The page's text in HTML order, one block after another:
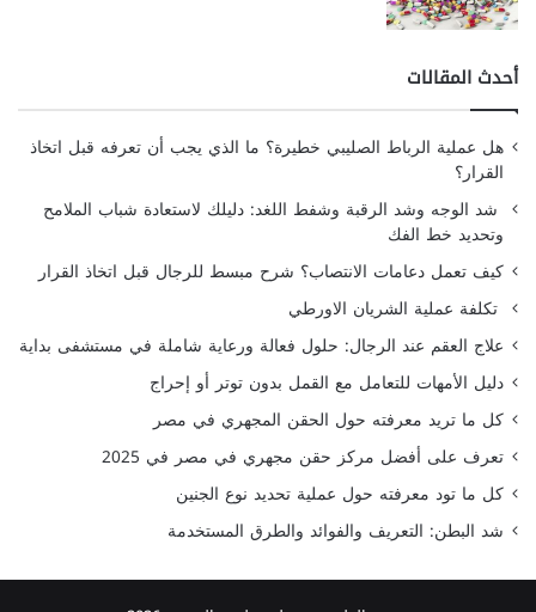
أحدث المقالات
هل عملية الرباط الصليبي خطيرة؟ ما الذي يجب أن تعرفه قبل اتخاذ
القرار؟
شد الوجه وشد الرقبة وشفط اللغد: دليلك لاستعادة شباب الملامح
وتحديد خط الفك
كيف تعمل دعامات الانتصاب؟ شرح مبسط للرجال قبل اتخاذ القرار
تكلفة عملية الشريان الاورطي
علاج العقم عند الرجال: حلول فعالة ورعاية شاملة في مستشفى بداية
دليل الأمهات للتعامل مع القمل بدون توتر أو إحراج
كل ما تريد معرفته حول الحقن المجهري في مصر
تعرف على أفضل مركز حقن مجهري في مصر في 2025
كل ما تود معرفته حول عملية تحديد نوع الجنين
شد البطن: التعريف والفوائد والطرق المستخدمة